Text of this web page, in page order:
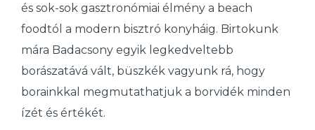
és sok-sok gasztronómiai élmény a beach
foodtól a modern bisztró konyháig. Birtokunk
mára Badacsony egyik legkedveltebb
borászatává vált, büszkék vagyunk rá, hogy
borainkkal megmutathatjuk a borvidék minden
ízét és értékét.